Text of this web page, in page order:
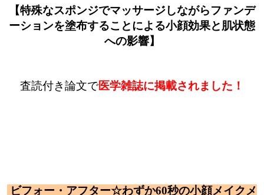
【特殊なスポンジでマッサージしながらファンデ
ーションを塗布することによる小顔効果と肌状態
への影響】
査読付き論文で医学雑誌に掲載されました！
ビフォー・アフター☆わずか60秒の小顔メイクメ